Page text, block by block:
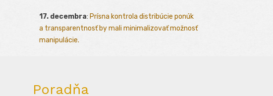
17. decembra: Prísna kontrola distribúcie ponúk
a transparentnosť by mali minimalizovať možnosť
manipulácie.
Poradňa